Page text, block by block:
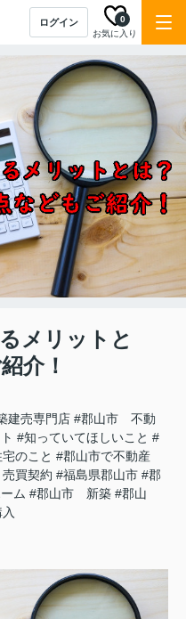
ログイン
お気に入り
0
メリットと
介！
建売専門店 #郡山市 不動
#知っていてほしいこと #
のこと #郡山市で不動産
買契約 #福島県郡山市 #郡
ム #郡山市 新築 #郡山